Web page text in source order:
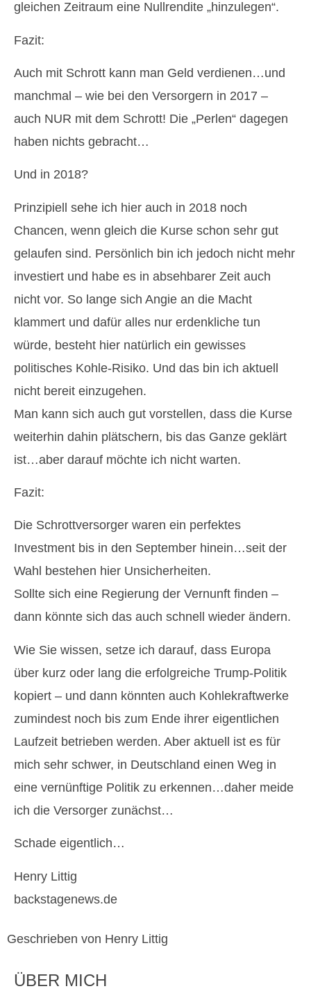
gleichen Zeitraum eine Nullrendite „hinzulegen“.
Fazit:
Auch mit Schrott kann man Geld verdienen…und
manchmal – wie bei den Versorgern in 2017 –
auch NUR mit dem Schrott! Die „Perlen“ dagegen
haben nichts gebracht…
Und in 2018?
Prinzipiell sehe ich hier auch in 2018 noch
Chancen, wenn gleich die Kurse schon sehr gut
gelaufen sind. Persönlich bin ich jedoch nicht mehr
investiert und habe es in absehbarer Zeit auch
nicht vor. So lange sich Angie an die Macht
klammert und dafür alles nur erdenkliche tun
würde, besteht hier natürlich ein gewisses
politisches Kohle-Risiko. Und das bin ich aktuell
nicht bereit einzugehen.
Man kann sich auch gut vorstellen, dass die Kurse
weiterhin dahin plätschern, bis das Ganze geklärt
ist…aber darauf möchte ich nicht warten.
Fazit:
Die Schrottversorger waren ein perfektes
Investment bis in den September hinein…seit der
Wahl bestehen hier Unsicherheiten.
Sollte sich eine Regierung der Vernunft finden –
dann könnte sich das auch schnell wieder ändern.
Wie Sie wissen, setze ich darauf, dass Europa
über kurz oder lang die erfolgreiche Trump-Politik
kopiert – und dann könnten auch Kohlekraftwerke
zumindest noch bis zum Ende ihrer eigentlichen
Laufzeit betrieben werden. Aber aktuell ist es für
mich sehr schwer, in Deutschland einen Weg in
eine vernünftige Politik zu erkennen…daher meide
ich die Versorger zunächst…
Schade eigentlich…
Henry Littig
backstagenews.de
Geschrieben von Henry Littig
ÜBER MICH